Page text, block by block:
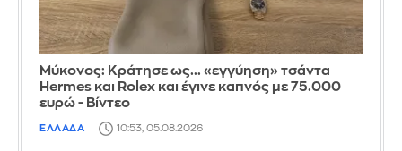
Μύκονος: Κράτησε ως... «εγγύηση» τσάντα
Hermes και Rolex και έγινε καπνός με 75.000
ευρώ - Βίντεο
ΕΛΛΑΔΑ 10:53, 05.08.2026